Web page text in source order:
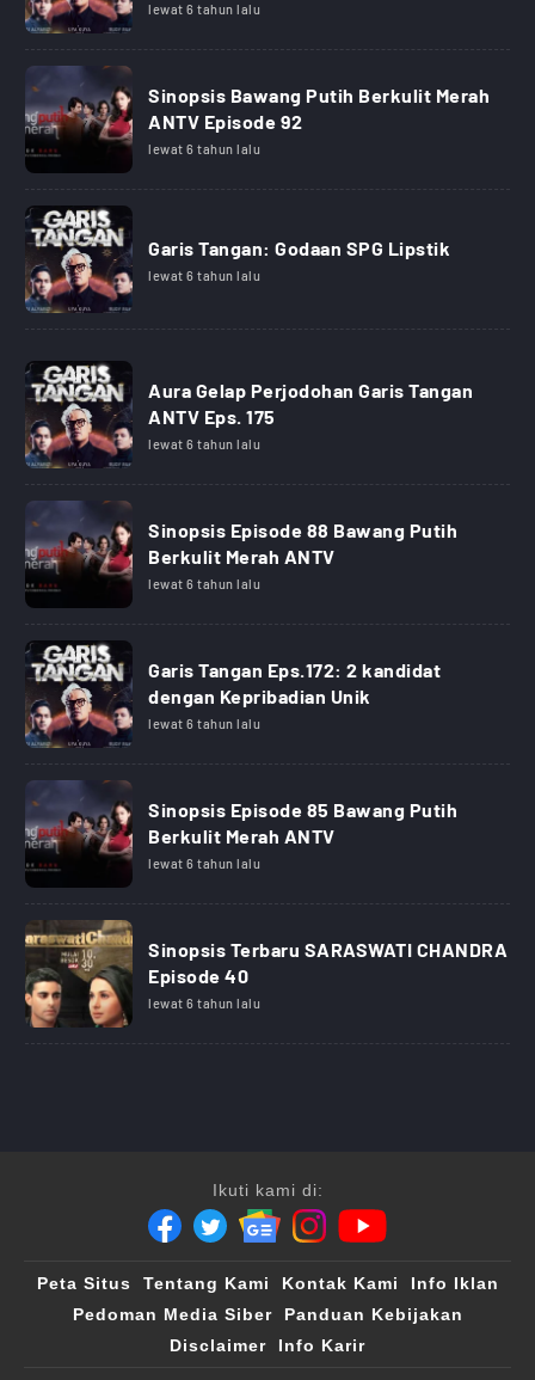
lewat 6 tahun lalu
Sinopsis Bawang Putih Berkulit Merah
ANTV Episode 92
lewat 6 tahun lalu
Garis Tangan: Godaan SPG Lipstik
lewat 6 tahun lalu
Aura Gelap Perjodohan Garis Tangan
ANTV Eps. 175
lewat 6 tahun lalu
Sinopsis Episode 88 Bawang Putih
Berkulit Merah ANTV
lewat 6 tahun lalu
Garis Tangan Eps.172: 2 kandidat
dengan Kepribadian Unik
lewat 6 tahun lalu
Sinopsis Episode 85 Bawang Putih
Berkulit Merah ANTV
lewat 6 tahun lalu
Sinopsis Terbaru SARASWATI CHANDRA
Episode 40
lewat 6 tahun lalu
Ikuti kami di:
Peta Situs Tentang Kami Kontak Kami
Info Iklan
Pedoman Media Siber
Panduan Kebijakan
Disclaimer
Info Karir